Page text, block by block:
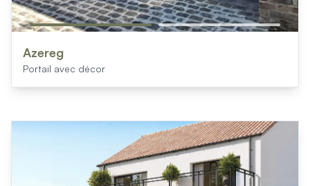
Azereg
Portail avec décor